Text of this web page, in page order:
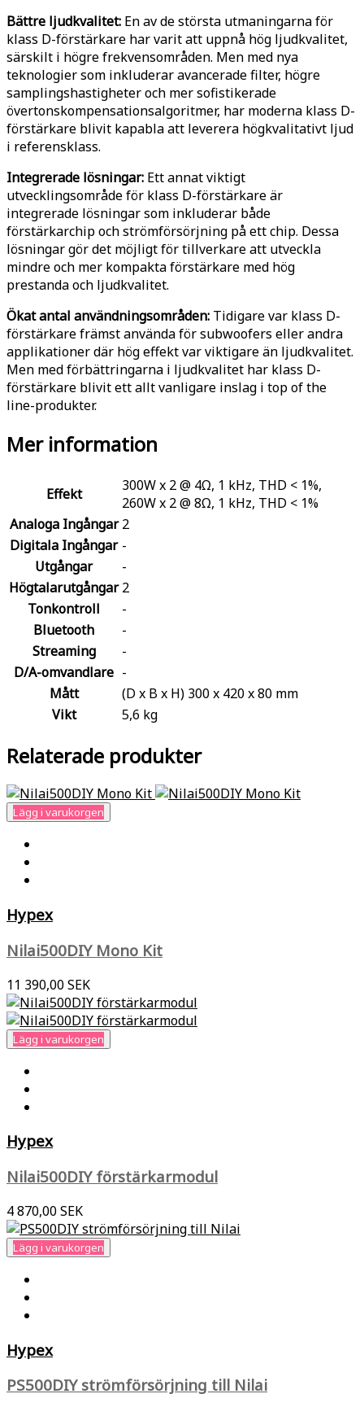
Bättre ljudkvalitet: En av de största utmaningarna för
klass D-förstärkare har varit att uppnå hög ljudkvalitet,
särskilt i högre frekvensområden. Men med nya
teknologier som inkluderar avancerade filter, högre
samplingshastigheter och mer sofistikerade
övertonskompensationsalgoritmer, har moderna klass D-
förstärkare blivit kapabla att leverera högkvalitativt ljud
i referensklass.
Integrerade lösningar: Ett annat viktigt
utvecklingsområde för klass D-förstärkare är
integrerade lösningar som inkluderar både
förstärkarchip och strömförsörjning på ett chip. Dessa
lösningar gör det möjligt för tillverkare att utveckla
mindre och mer kompakta förstärkare med hög
prestanda och ljudkvalitet.
Ökat antal användningsområden: Tidigare var klass D-
förstärkare främst använda för subwoofers eller andra
applikationer där hög effekt var viktigare än ljudkvalitet.
Men med förbättringarna i ljudkvalitet har klass D-
förstärkare blivit ett allt vanligare inslag i top of the
line-produkter.
Mer information
Effekt
300W x 2 @ 4Ω, 1 kHz, THD < 1%,
260W x 2 @ 8Ω, 1 kHz, THD < 1%
Analoga Ingångar 2
Digitala Ingångar -
Utgångar
-
Högtalarutgångar 2
Tonkontroll
-
Bluetooth
-
Streaming
-
D/A-omvandlare -
Mått
(D x B x H) 300 x 420 x 80 mm
Vikt
5,6 kg
Relaterade produkter
Lägg i varukorgen
Hypex
Nilai500DIY Mono Kit
11 390,00 SEK
Lägg i varukorgen
Hypex
Nilai500DIY förstärkarmodul
4 870,00 SEK
Lägg i varukorgen
Hypex
PS500DIY strömförsörjning till Nilai